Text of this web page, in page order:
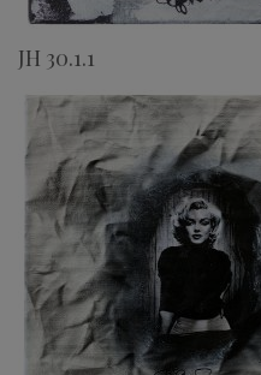
JH 30.1.1